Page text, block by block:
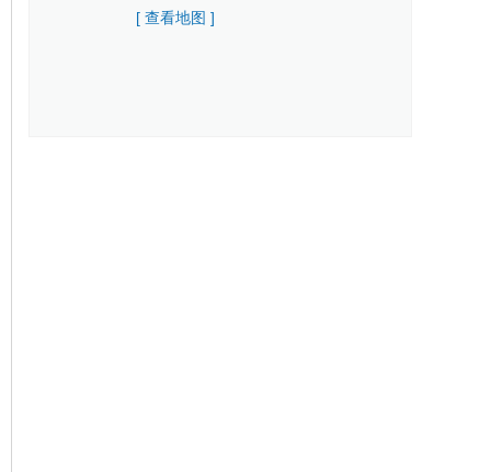
[ 查看地图 ]